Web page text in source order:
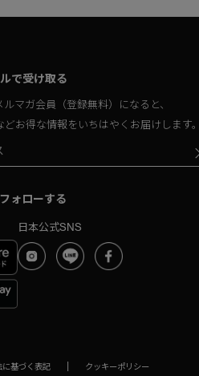
で受け取る
マガ会員（登録無料）になると、
お得な情報をいちはやくお届けします。
ォローする
日本公式SNS
基づく表記 | クッキーポリシー